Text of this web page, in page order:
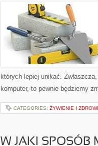
których lepiej unikać.
komputer, to pewnie będziemy
CATEGORIES: ŻYWIENIE I
W JAKI SPOSÓB